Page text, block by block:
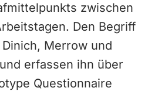
zwischen
Den Begriff
Merrow und
erfassen ihn über
Questionnaire